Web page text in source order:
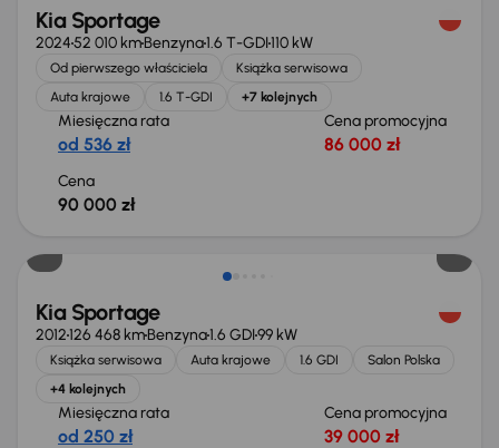
Kia Sportage
202452 010 kmBenzyna1.6 T-GDI110 kW
Od pierwszego właściciela
Książka serwisowa
Auta krajowe
1.6 T-GDI +7 kolejnych
Miesięczna rata
od 536 zł
Cena promocyjna
86 000 zł
Cena
90 000 zł
Kia Sportage
2012126 468 kmBenzyna1.6 GDI99 kW
Książka serwisowa Auta krajowe 1.6 GDI
Salon Polska
+4 kolejnych
Miesięczna rata
od 250 zł
Cena promocyjna
39 000 zł